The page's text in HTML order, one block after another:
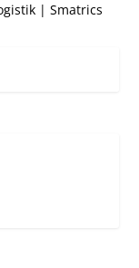
|Smatrics